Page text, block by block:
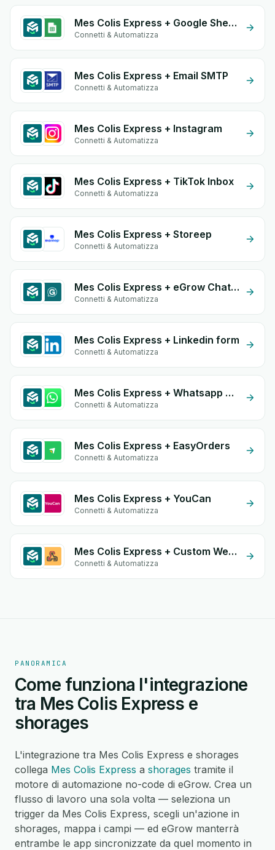
Mes Colis Express + Google Sheets
Connetti & Automatizza
Mes Colis Express + Email SMTP
Connetti & Automatizza
Mes Colis Express + Instagram
Connetti & Automatizza
Mes Colis Express + TikTok Inbox
Connetti & Automatizza
Mes Colis Express + Storeep
Connetti & Automatizza
Mes Colis Express + eGrow Chat Widget
Connetti & Automatizza
Mes Colis Express + Linkedin form
Connetti & Automatizza
Mes Colis Express + Whatsapp API
Connetti & Automatizza
Mes Colis Express + EasyOrders
Connetti & Automatizza
Mes Colis Express + YouCan
Connetti & Automatizza
Mes Colis Express + Custom Webhook
Connetti & Automatizza
PANORAMICA
Come funziona l'integrazione
tra Mes Colis Express e
shorages
L'integrazione tra Mes Colis Express e shorages
collega Mes Colis Express a shorages tramite il
motore di automazione no-code di eGrow. Crea un
flusso di lavoro una sola volta — seleziona un
trigger da Mes Colis Express, scegli un'azione in
shorages, mappa i campi — ed eGrow manterrà
entrambe le app sincronizzate da quel momento in